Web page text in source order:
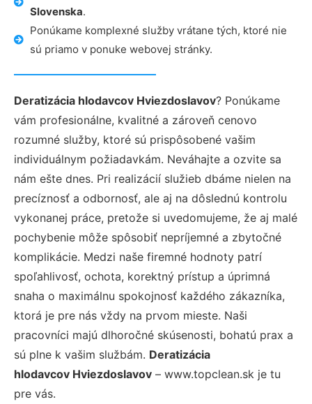
Slovenska.
Ponúkame komplexné služby vrátane tých, ktoré nie
sú priamo v ponuke webovej stránky.
Deratizácia hlodavcov Hviezdoslavov? Ponúkame
vám profesionálne, kvalitné a zároveň cenovo
rozumné služby, ktoré sú prispôsobené vašim
individuálnym požiadavkám. Neváhajte a ozvite sa
nám ešte dnes. Pri realizácií služieb dbáme nielen na
precíznosť a odbornosť, ale aj na dôslednú kontrolu
vykonanej práce, pretože si uvedomujeme, že aj malé
pochybenie môže spôsobiť nepríjemné a zbytočné
komplikácie. Medzi naše firemné hodnoty patrí
spoľahlivosť, ochota, korektný prístup a úprimná
snaha o maximálnu spokojnosť každého zákazníka,
ktorá je pre nás vždy na prvom mieste. Naši
pracovníci majú dlhoročné skúsenosti, bohatú prax a
sú plne k vašim službám. Deratizácia
hlodavcov Hviezdoslavov – www.topclean.sk je tu
pre vás.